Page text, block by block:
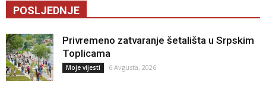
POSLJEDNJE
Privremeno zatvaranje šetališta u Srpskim
Toplicama
Moje vijesti 6 Avgusta, 2026